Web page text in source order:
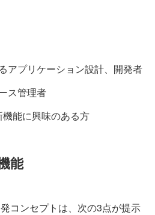
アプリケーション設計、開発者
ス管理者
能に興味のある方
能
コンセプトは、次の3点が提示